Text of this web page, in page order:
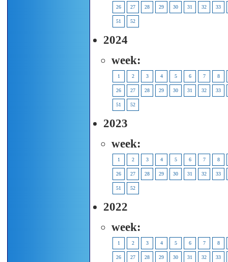
26 27 28 29 30 31 32 33
51 52
2024
week:
1 2 3 4 5 6 7 8
26 27 28 29 30 31 32 33
51 52
2023
week:
1 2 3 4 5 6 7 8
26 27 28 29 30 31 32 33
51 52
2022
week:
1 2 3 4 5 6 7 8
26 27 28 29 30 31 32 33